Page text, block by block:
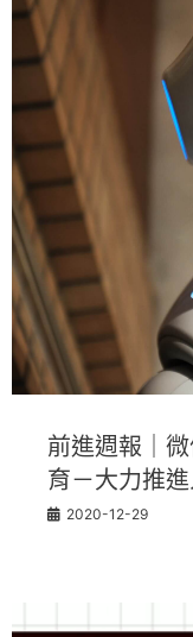
前進週報｜
育－大力推
2020-12-29